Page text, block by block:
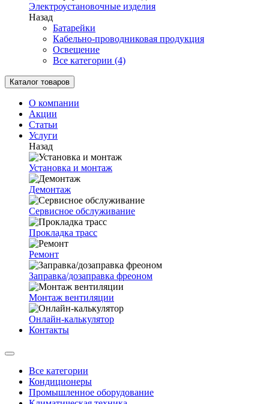
Электроустановочные изделия
Назад
Батарейки
Кабельно-проводниковая продукция
Освещение
Все категории (4)
Каталог товаров
О компании
Акции
Статьи
Услуги
Назад
Установка и монтаж
Демонтаж
Сервисное обслуживание
Прокладка трасс
Ремонт
Заправка/дозаправка фреоном
Монтаж вентиляции
Онлайн-калькулятор
Контакты
Все категории
Кондиционеры
Промышленное оборудование